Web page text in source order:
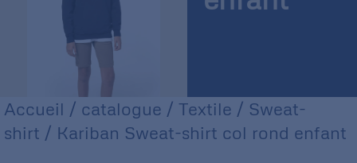
Accueil / catalogue / Textile / Sweat-
shirt / Kariban Sweat-shirt col rond enfant